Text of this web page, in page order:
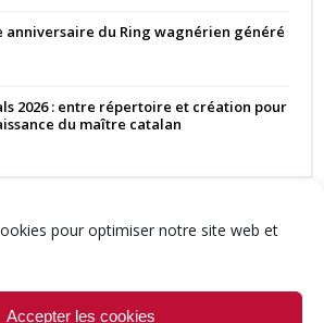
pour optimiser notre site web et
Accepter les cookies
anniversaire du Ring wagnérien généré
2026 : entre répertoire et création pour
du maître catalan